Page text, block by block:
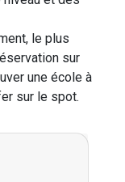
le plus
sur
une école à
sur le spot.